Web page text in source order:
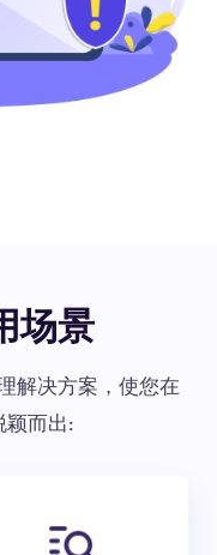
场景
解决方案，使您在
颖而出: